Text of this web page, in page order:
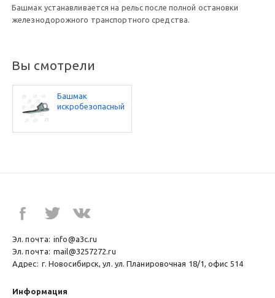
Башмак устанавливается на рельс после полной остановки
железнодорожного транспортного средства.
Вы смотрели
Башмак
искробезопасный
Эл. почта: info@a3c.ru
Эл. почта: mail@3257272.ru
Адрес: г. Новосибирск, ул. ул. Планировочная 18/1, офис 514
Информация